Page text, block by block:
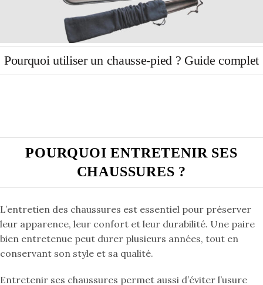
Pourquoi utiliser un chausse-pied ? Guide complet
POURQUOI ENTRETENIR SES
CHAUSSURES ?
L’entretien des chaussures est essentiel pour préserver
leur apparence, leur confort et leur durabilité. Une paire
bien entretenue peut durer plusieurs années, tout en
conservant son style et sa qualité.
Entretenir ses chaussures permet aussi d’éviter l’usure